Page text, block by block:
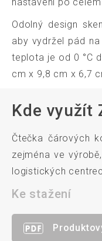
Odolný design
aby vydržel pád
teplota je od 0 °C
cm x 9,8 cm x 6,7
Kde využít
Čtečka čárových
zejména ve
logistických
Ke stažení